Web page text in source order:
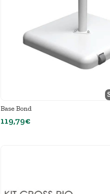
Base Bond
119,79€